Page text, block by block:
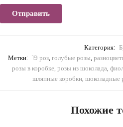
Категория:
Метки: 19 роз, голубые розы
розы в коробке розы из шоколада
шляпные коробки, шоколадные
Похожие